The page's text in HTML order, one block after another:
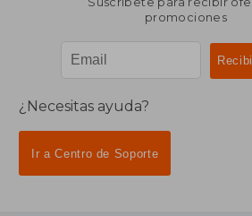
promociones
¿Necesitas ayuda?
Ir a Centro de Soporte